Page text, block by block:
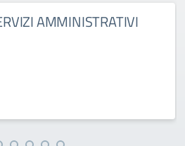
AMMINISTRATIVI